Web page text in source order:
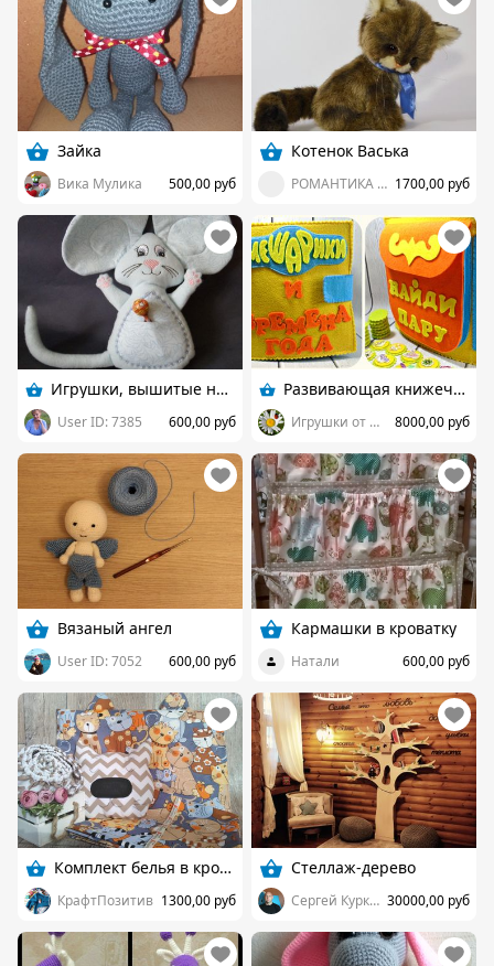
Зайка
Вика Мулика 500,00 руб
Котенок Васька
РОМАНТИКА ЮГА 1700,00 руб
Игрушки, вышитые на машине
User ID: 7385 600,00 руб
Развивающая книжечка из фетра
Игрушки от Ланы Рудаковой 8000,00 руб
Вязаный ангел
User ID: 7052 600,00 руб
Кармашки в кроватку
Натали 600,00 руб
Комплект белья в кроватку
КрафтПозитив 1300,00 руб
Стеллаж-дерево
Сергей Куркин 30000,00 руб